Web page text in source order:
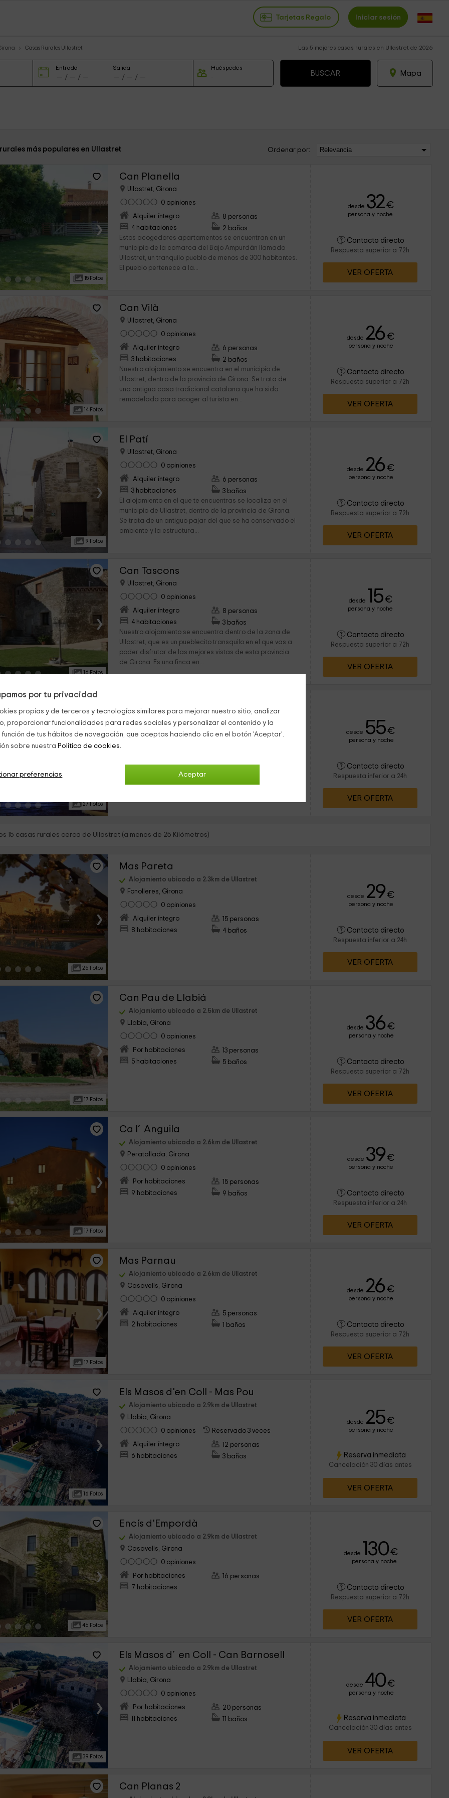
por tu privacidad
propias y de terceros y tecnologías similares para mejorar nuestro sitio, analizar
proporcionar funcionalidades para redes sociales y personalizar el contenido y la
de tus hábitos de navegación, que aceptas haciendo clic en el botón 'Aceptar'.
sobre nuestra Política de cookies.
Aceptar
preferencias
Tarjetas Regalo Iniciar sesión
Casas Rurales Ullastret Las 5 mejores casas rurales en Ullastret de 2026
Entrada Salida Huéspedes
Mapa
más populares en Ullastret Ordenar por:
›
15 Fotos
Can Planella
Ullastret, Girona
0 opiniones
Alquiler íntegro
4 habitaciones
8 personas
2 baños
Estos acogedores apartamentos se encuentran en un
municipio de la comarca del Bajo Ampurdán llamado
Ullastret, un tranquilo pueblo de menos de 300 habitantes.
El pueblo pertenece a la...
desde 32€
persona y noche
Contacto directo
Respuesta superior a 72h
VER OFERTA
›
14 Fotos
Can Vilà
Ullastret, Girona
0 opiniones
Alquiler íntegro
3 habitaciones
6 personas
2 baños
Nuestro alojamiento se encuentra en el municipio de
Ullastret, dentro de la provincia de Girona. Se trata de
una antigua casa tradicional catalana que ha sido
remodelada para acoger al turista en...
desde 26 €
persona y noche
Contacto directo
Respuesta superior a 72h
VER OFERTA
›
9 Fotos
El Patí
Ullastret, Girona
0 opiniones
Alquiler íntegro
3 habitaciones
6 personas
3 baños
El alojamiento en el que te encuentras se localiza en el
municipio de Ullastret, dentro de la provincia de Girona.
Se trata de un antiguo pajar del que se ha conservado el
ambiente y la estructura...
desde 26 €
persona y noche
Contacto directo
Respuesta superior a 72h
VER OFERTA
›
16 Fotos
Can Tascons
Ullastret, Girona
0 opiniones
Alquiler íntegro
4 habitaciones
8 personas
3 baños
Nuestro alojamiento se encuentra dentro de la zona de
Ullastret, que es un pueblecito transquilo en el que vas a
poder disfrutar de las mejores vistas de esta provincia
de Girona. Es una finca en...
desde 15€
persona y noche
Contacto directo
Respuesta superior a 72h
VER OFERTA
›
27 Fotos
Ullastret, Girona
0 opiniones
Nuestro alojamiento se encuentra dentro de la provincia
de Girona, en la que vas a encontrar la tranquilidad
necesaria para pasar unas vacaciones con encanto
desde 55€
persona y noche
Contacto directo
Respuesta inferior a 24h
VER OFERTA
15 casas rurales cerca de Ullastret (a menos de 25 Kilómetros)
›
26 Fotos
Mas Pareta
Alojamiento ubicado a 2.3km de Ullastret
Fonolleres, Girona
0 opiniones
Alquiler íntegro
8 habitaciones
15 personas
4 baños
desde 29€
persona y noche
Contacto directo
Respuesta inferior a 24h
VER OFERTA
›
17 Fotos
Can Pau de Llabiá
Alojamiento ubicado a 2.5km de Ullastret
Llabia, Girona
0 opiniones
Por habitaciones
5 habitaciones
13 personas
5 baños
desde 36 €
persona y noche
Contacto directo
Respuesta superior a 72h
VER OFERTA
›
17 Fotos
Ca l´Anguila
Alojamiento ubicado a 2.6km de Ullastret
Peratallada, Girona
0 opiniones
Por habitaciones
9 habitaciones
15 personas
9 baños
desde 39€
persona y noche
Contacto directo
Respuesta inferior a 24h
VER OFERTA
›
17 Fotos
Mas Parnau
Alojamiento ubicado a 2.6km de Ullastret
Casavells, Girona
0 opiniones
Alquiler íntegro
2 habitaciones
5 personas
1 baños
desde 26 €
persona y noche
Contacto directo
Respuesta superior a 72h
VER OFERTA
›
16 Fotos
Els Masos d'en Coll - Mas Pou
Alojamiento ubicado a 2.9km de Ullastret
Llabia, Girona
0 opiniones
Reservado 3 veces
Alquiler íntegro
6 habitaciones
12 personas
3 baños
desde 25€
persona y noche
Reserva inmediata
Cancelación 30 días antes
VER OFERTA
›
46 Fotos
Encís d'Empordà
Alojamiento ubicado a 2.9km de Ullastret
Casavells, Girona
0 opiniones
Por habitaciones
7 habitaciones
16 personas
desde 130€
persona y noche
Contacto directo
Respuesta superior a 72h
VER OFERTA
›
39 Fotos
Els Masos d´en Coll - Can Barnosell
Alojamiento ubicado a 2.9km de Ullastret
Llabia, Girona
0 opiniones
Por habitaciones
11 habitaciones
20 personas
11 baños
desde 40€
persona y noche
Reserva inmediata
Cancelación 30 días antes
VER OFERTA
Can Planas 2